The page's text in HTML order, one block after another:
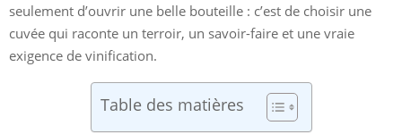
seulement d’ouvrir une belle bouteille : c’est de choisir une
cuvée qui raconte un terroir, un savoir-faire et une vraie
exigence de vinification.
Table des matières